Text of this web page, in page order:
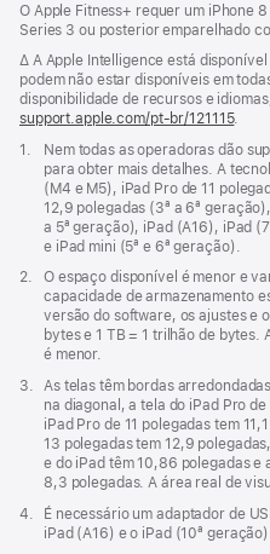
O Apple Fitness+ requer um iPhone
Series 3 ou posterior emparelhado
Nota
de
rodapé
∆ A Apple Intelligence está
podem não estar disponíveis em
disponibilidade de recursos e
support.apple.com/pt-br/121115(o
abre
em
uma
nova
.
Nota
rodapé
1.
Nem todas as operadoras dão
para obter mais detalhes. A
(M4 e M5), iPad Pro de 11
12,9 polegadas (3ª a 6ª
a 5ª geração), iPad (A16), iPad
e iPad mini (5ª e 6ª geração).
Nota
rodapé
2.
O espaço disponível é menor e
capacidade de armazenamento
versão do software, os ajustes e
bytes e 1 TB = 1 trilhão de
é menor.
Nota
rodapé
3.
As telas têm bordas
na diagonal, a tela do iPad Pro
iPad Pro de 11 polegadas tem
13 polegadas tem 12,9
e do iPad têm 10,86 polegadas e
8,3 polegadas. A área real de
Nota
4.
É necessário um adaptador de
iPad (A16) e o iPad (10ª